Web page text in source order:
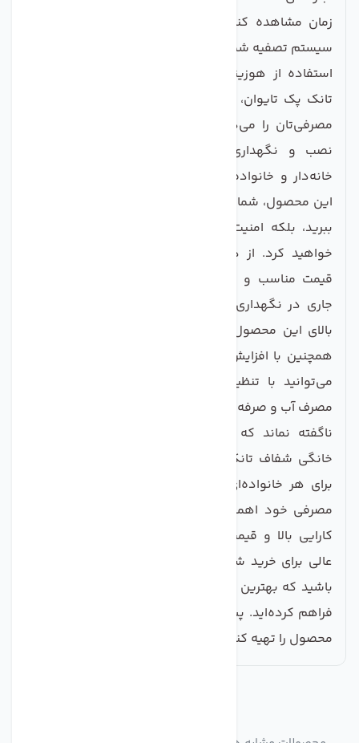
زمان مشاهده کنید و این امر به دوام و کارایی بهتر
سیستم تصفیه شما کمک خواهد کرد.
استفاده از هوزینگ دستگاه تصفیه آب خانگی شفاف
تانک پک تایوان، نه تنها به شما اطمینان از سلامت آب
مصرفی‌تان را می‌دهد بلکه با کارایی بالا و سهولت در
نصب و نگهداری، مناسب‌ترین گزینه برای خانم‌های
خانه‌دار و خانواده‌های مدرن است. هنگام استفاد ه از
این محصول، شما نمی‌توانید فقط از آب سالم و تمیز لذت
ببرید، بلکه امنیت و بهداشت خانواده‌تان را نیز تأمین
خواهید کرد. از دیگر مزایای این هوزینگ می‌توان به
قیمت مناسب و عمر طولانی آن اشاره کرد. هزینه‌های
جاری در نگهداری و تعویض فیلترها به واسطه کیفیت
بالای این محصول به طرز قابل توجهی کاهش می‌یابد.
همچنین با افزایش سطح درک از فرآیند تصفیه آب، شما
می‌توانید با تنظیم بهتر سیستم خود، به بهینه‌سازی
مصرف آب و صرفه‌جویی هر چه بیشتر کمک کنید. در انتها،
ناگفته نماند که انتخاب هوزینگ دستگاه تصفیه آب
خانگی شفاف تانک پک تایوان، یک تصمیم هوشمندانه
برای هر خانواده‌ای است که به سلامت و بهداشت آب
مصرفی خود اهمیت می‌دهد. این محصول با ترکیبی از
کارایی بالا و قیمت مقرون به صرفه، می‌تواند گزینه‌ای
عالی برای خرید شما باشد. با تهیه این محصول، مطمئن
باشید که بهترین حفاظت ممکن را برای آب شرب خانه‌تان
فراهم کرده‌اید. پس دست به کار شوید و هم‌اکنون این
محصول را تهیه کنید!